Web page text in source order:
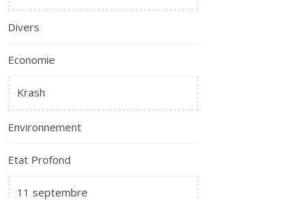
Divers
Economie
Krash
Environnement
Etat Profond
11 septembre